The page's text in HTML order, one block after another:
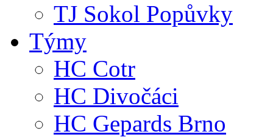
TJ Sokol Popůvky
Týmy
HC Cotr
HC Divočáci
HC Gepards Brno